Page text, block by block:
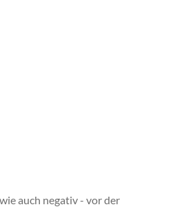
auch negativ - vor der